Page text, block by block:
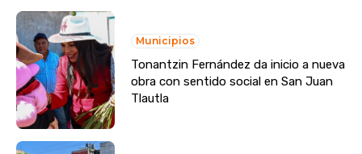
Municipios
Tonantzin Fernández da inicio a nueva
obra con sentido social en San Juan
Tlautla